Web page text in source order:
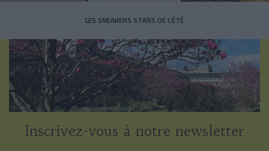
LES SNEAKERS STARS DE L’ÉTÉ
Inscrivez-vous à notre newsletter